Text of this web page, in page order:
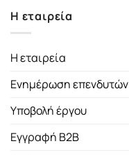
Η εταιρεία
Η εταιρεία
Ενημέρωση επενδυτών
Υποβολή έργου
Εγγραφή B2B